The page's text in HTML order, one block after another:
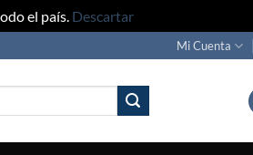
el país. Descartar
Mi Cuenta